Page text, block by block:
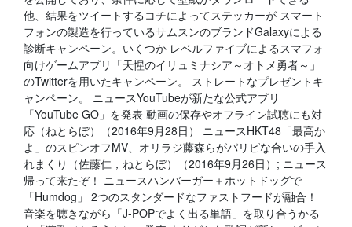
他、結果をツイートするコチによってステッカーが スマート
フォンの製造を行っているサムスンのブランドGalaxyによる
診断キャンペーン。いくつか レベルファイブによるスマフォ
向けゲームアプリ「天惺のイリュミナシア～オトメ勇者～」
のTwitterを用いたキャンペーン。 ストレートなプレゼントキ
ャンペーン。 ニュースYouTubeが新たな公式アプリ
「YouTube GO」を発表 動画の保存やオフライン試聴にも対
応（ねとらぼ）（2016年9月28日） ニュースHKT48「最高か
よ」のスピンオフMV、オリラジ藤森らがパリピな合いの手入
れまくり（佐藤仁，ねとらぼ）（2016年9月26日）; ニュース
帰って来たぞ！ ニュースハンバーガー＋ホットドッグで
「Humdog」 2つのスタンダードなファストフードが融合！
音楽を聴きながら「J-POPでよく出る単語」を取り合うかる